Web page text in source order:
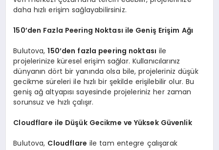
daha hızlı erişim sağlayabilirsiniz.
150’den Fazla Peering Noktası ile Geniş Erişim Ağı
Bulutova,150’den fazla peering noktası ile
projelerinize küresel erişim sağlar. Kullanıcılarınız
dünyanın dört bir yanında olsa bile, projeleriniz düşük
gecikme süreleri ile hızlı bir şekilde erişilebilir olur. Bu
geniş ağ altyapısı sayesinde projeleriniz her zaman
sorunsuz ve hızlı çalışır.
Cloudflare ile Düşük Gecikme ve Yüksek Güvenlik
Bulutova, Cloudflare ile tam entegre çalışarak